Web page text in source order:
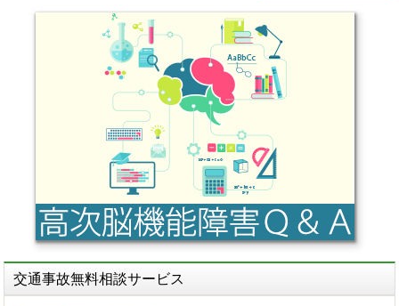
交通事故無料相談サービス